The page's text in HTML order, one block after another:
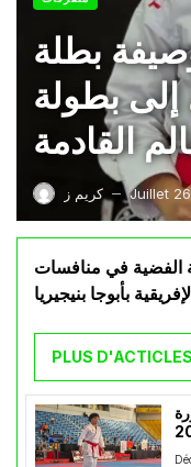
بطلة
إلى بطولة
القادمة
كريم ز — Juillet
الفضية في منافسات
PLUS D'ACTICLES